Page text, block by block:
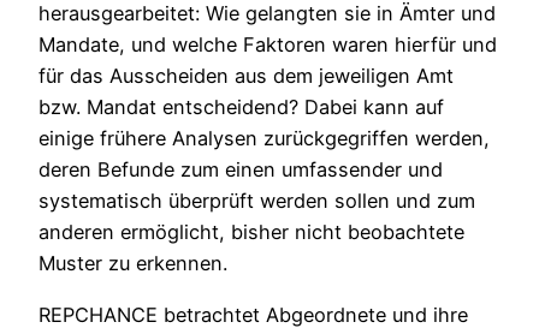
herausgearbeitet: Wie gelangten sie in Ämter und
Mandate, und welche Faktoren waren hierfür und
für das Ausscheiden aus dem jeweiligen Amt
bzw. Mandat entscheidend? Dabei kann auf
einige frühere Analysen zurückgegriffen werden,
deren Befunde zum einen umfassender und
systematisch überprüft werden sollen und zum
anderen ermöglicht, bisher nicht beobachtete
Muster zu erkennen.
REPCHANCE betrachtet Abgeordnete und ihre